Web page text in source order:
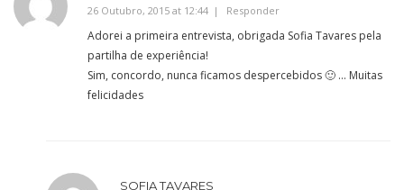
26 Outubro, 2015 at 12:44 Responder
Adorei a primeira entrevista, obrigada Sofia Tavares pela
partilha de experiência!
Sim, concordo, nunca ficamos despercebidos 🙂 … Muitas
felicidades
SOFIA TAVARES